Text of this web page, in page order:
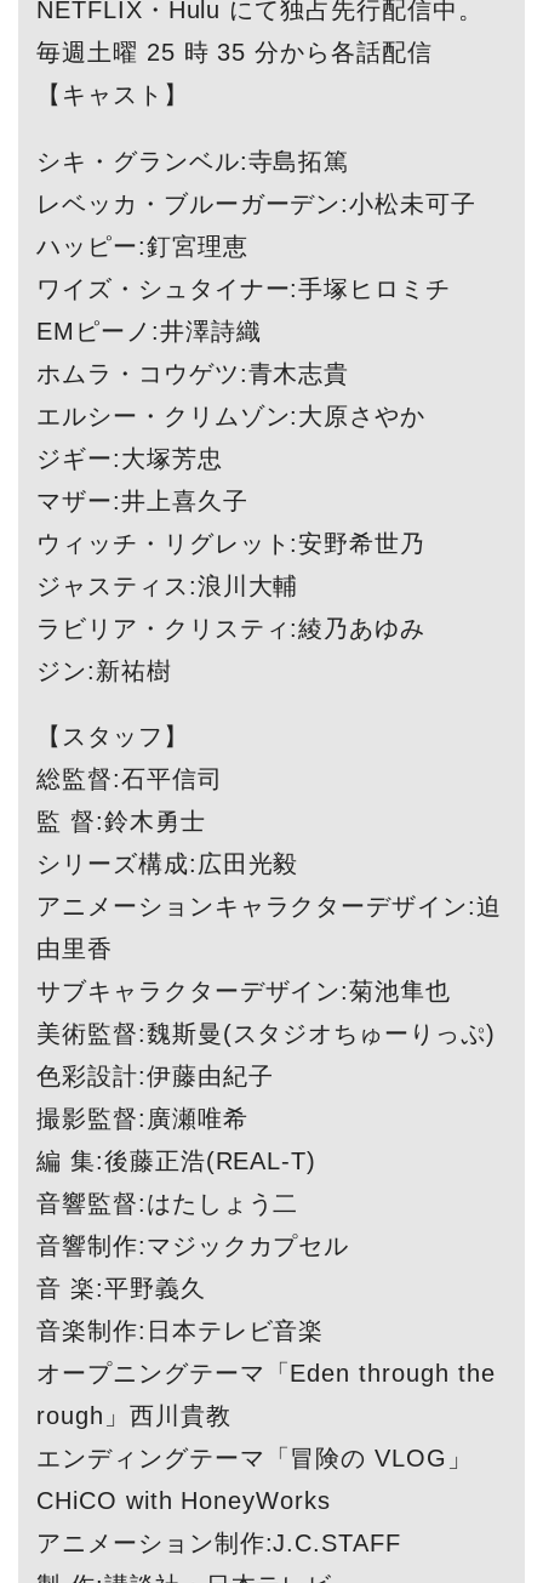
NETFLIX・Hulu にて独占先行配信中。
毎週土曜 25 時 35 分から各話配信
【キャスト】
シキ・グランベル:寺島拓篤
レベッカ・ブルーガーデン:小松未可子
ハッピー:釘宮理恵
ワイズ・シュタイナー:手塚ヒロミチ
EMピーノ:井澤詩織
ホムラ・コウゲツ:青木志貴
エルシー・クリムゾン:大原さやか
ジギー:大塚芳忠
マザー:井上喜久子
ウィッチ・リグレット:安野希世乃
ジャスティス:浪川大輔
ラビリア・クリスティ:綾乃あゆみ
ジン:新祐樹
【スタッフ】
総監督:石平信司
監 督:鈴木勇士
シリーズ構成:広田光毅
アニメーションキャラクターデザイン:迫
由里香
サブキャラクターデザイン:菊池隼也
美術監督:魏斯曼(スタジオちゅーりっぷ)
色彩設計:伊藤由紀子
撮影監督:廣瀬唯希
編 集:後藤正浩(REAL-T)
音響監督:はたしょう二
音響制作:マジックカプセル
音 楽:平野義久
音楽制作:日本テレビ音楽
オープニングテーマ「Eden through the
rough」西川貴教
エンディングテーマ「冒険の VLOG」
CHiCO with HoneyWorks
アニメーション制作:J.C.STAFF